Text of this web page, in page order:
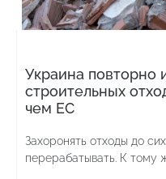
Украина повторно
строительных
чем ЕС
Захоронять отходы до
перерабатывать. К тому